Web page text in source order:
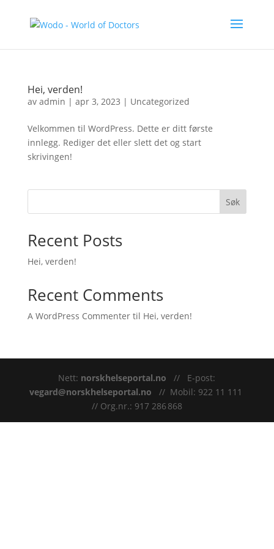
Hei, verden!
av admin | apr 3, 2023 | Uncategorized
Velkommen til WordPress. Dette er ditt første
innlegg. Rediger det eller slett det og start
skrivingen!
Søk
Recent Posts
Hei, verden!
Recent Comments
A WordPress Commentertil Hei, verden!
Nett: norskhelseportal.no // E-post:
vegard@norskhelseportal.no // Mobil: 922 11 111
// Org.nr.: 917 286 868